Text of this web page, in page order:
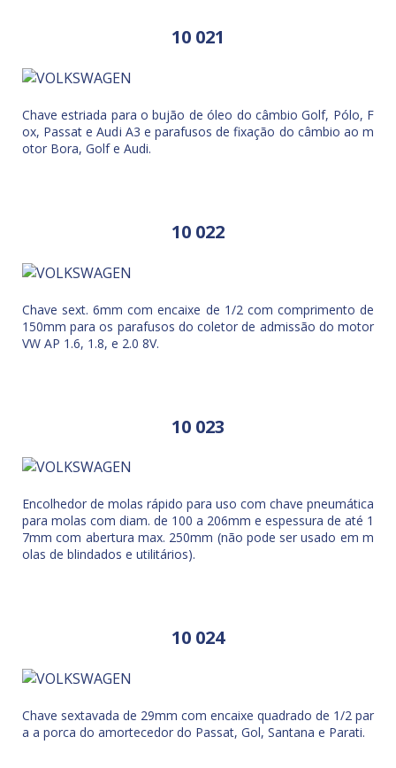
10 021
Chave estriada para o bujão de óleo do câmbio Golf, Pólo, F
ox, Passat e Audi A3 e parafusos de fixação do câmbio ao m
otor Bora, Golf e Audi.
10 022
Chave sext. 6mm com encaixe de 1/2 com comprimento de
150mm para os parafusos do coletor de admissão do motor
VW AP 1.6, 1.8, e 2.0 8V.
10 023
Encolhedor de molas rápido para uso com chave pneumática
para molas com diam. de 100 a 206mm e espessura de até 1
7mm com abertura max. 250mm (não pode ser usado em m
olas de blindados e utilitários).
10 024
Chave sextavada de 29mm com encaixe quadrado de 1/2 par
a a porca do amortecedor do Passat, Gol, Santana e Parati.